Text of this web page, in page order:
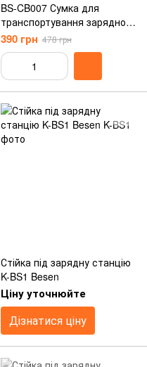
BS-CB007 Сумка для
транспортування зарядної
станції або зарядного
кабелю
390 грн 478 грн
Стійка під зарядну станцію
K-BS1 Besen
Ціну уточнюйте
Дізнатися ціну